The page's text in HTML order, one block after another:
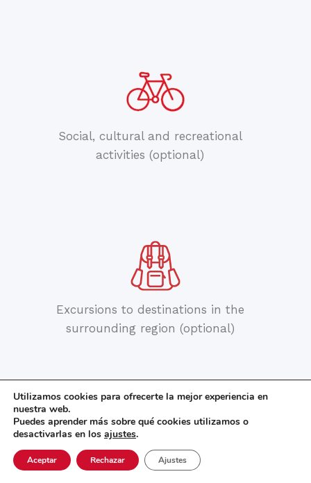
Social, cultural and recreational
activities (optional)
Excursions to destinations in the
surrounding region (optional)
Utilizamos cookies para ofrecerte la mejor experiencia en
nuestra web.
Puedes aprender más sobre qué cookies utilizamos o
desactivarlas en los ajustes.
Aceptar Rechazar Ajustes